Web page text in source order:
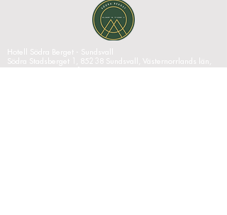
Hotell Södra Berget - Sundsvall
Södra Stadsberget 1, 852 38 Sundsvall, Västernorrlands län,